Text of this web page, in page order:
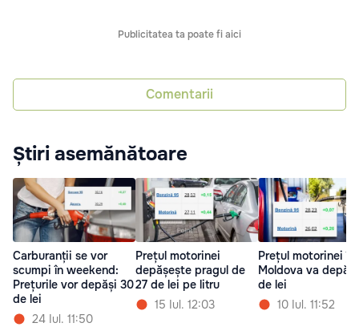
Publicitatea ta poate fi aici
Comentarii
Știri asemănătoare
Carburanții se vor
scumpi în weekend:
Prețurile vor depăși 30
de lei
24 Iul. 11:50
Prețul motorinei
depășește pragul de
27 de lei pe litru
15 Iul. 12:03
Prețul motorinei în
Moldova va
de lei
10 Iul. 11:52